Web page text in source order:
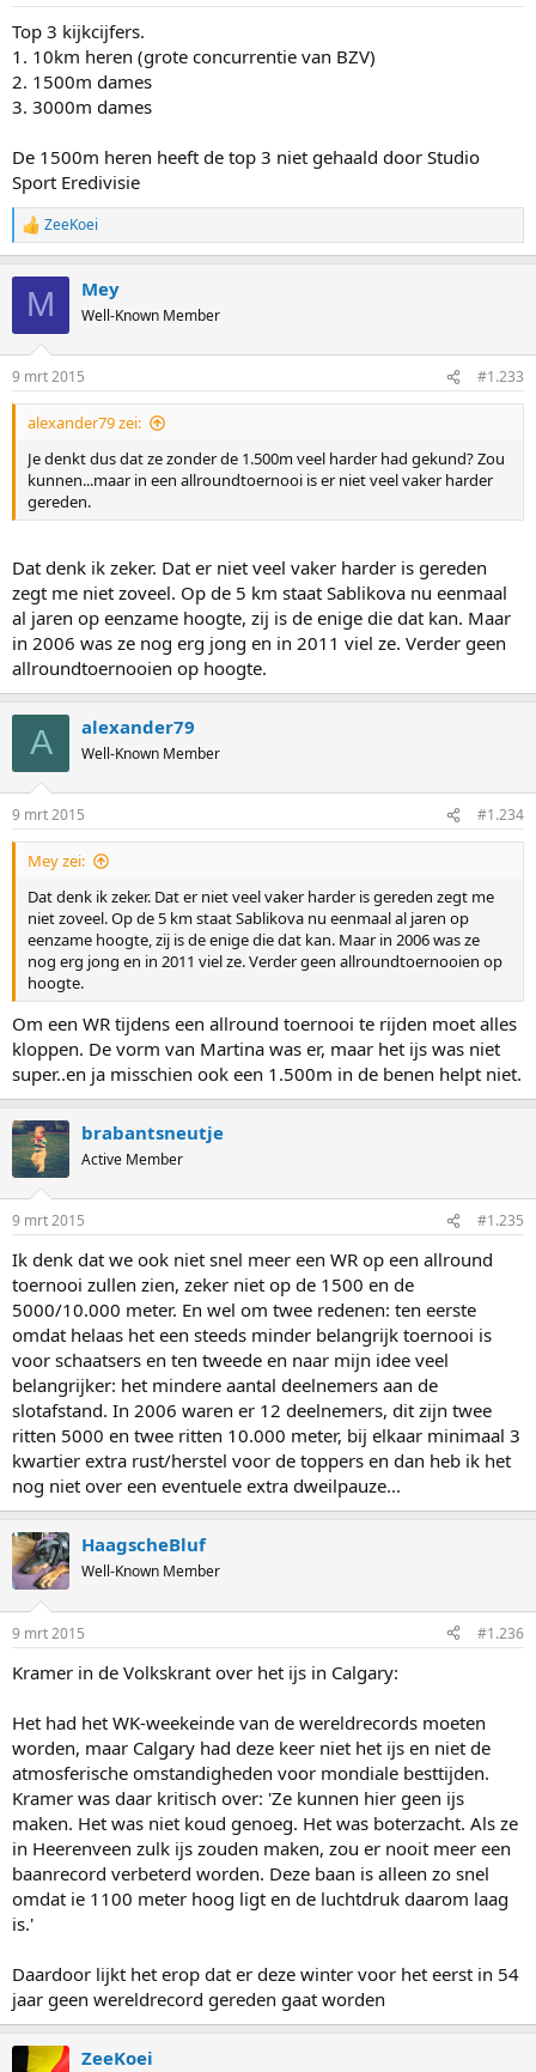
Top 3 kijkcijfers.
1. 10km heren (grote concurrentie van BZV)
2. 1500m dames
3. 3000m dames
De 1500m heren heeft de top 3 niet gehaald door Studio
Sport Eredivisie
R
e
s
:
ZeeKoei
M Mey
Well-Known Member
9 mrt 2015 #1.233
alexander79 zei:
Je denkt dus dat ze zonder de 1.500m veel harder had gekund? Zou
kunnen...maar in een allroundtoernooi is er niet veel vaker harder
gereden.
Dat denk ik zeker. Dat er niet veel vaker harder is gereden
zegt me niet zoveel. Op de 5 km staat Sablikova nu eenmaal
al jaren op eenzame hoogte, zij is de enige die dat kan. Maar
in 2006 was ze nog erg jong en in 2011 viel ze. Verder geen
allroundtoernooien op hoogte.
A alexander79
Well-Known Member
9 mrt 2015 #1.234
Mey zei:
Dat denk ik zeker. Dat er niet veel vaker harder is gereden zegt me
niet zoveel. Op de 5 km staat Sablikova nu eenmaal al jaren op
eenzame hoogte, zij is de enige die dat kan. Maar in 2006 was ze
nog erg jong en in 2011 viel ze. Verder geen allroundtoernooien op
hoogte.
Om een WR tijdens een allround toernooi te rijden moet alles
kloppen. De vorm van Martina was er, maar het ijs was niet
super..en ja misschien ook een 1.500m in de benen helpt niet.
brabantsneutje
Active Member
9 mrt 2015 #1.235
Ik denk dat we ook niet snel meer een WR op een allround
toernooi zullen zien, zeker niet op de 1500 en de
5000/10.000 meter. En wel om twee redenen: ten eerste
omdat helaas het een steeds minder belangrijk toernooi is
voor schaatsers en ten tweede en naar mijn idee veel
belangrijker: het mindere aantal deelnemers aan de
slotafstand. In 2006 waren er 12 deelnemers, dit zijn twee
ritten 5000 en twee ritten 10.000 meter, bij elkaar minimaal 3
kwartier extra rust/herstel voor de toppers en dan heb ik het
nog niet over een eventuele extra dweilpauze...
HaagscheBluf
Well-Known Member
9 mrt 2015 #1.236
Kramer in de Volkskrant over het ijs in Calgary:
Het had het WK-weekeinde van de wereldrecords moeten
worden, maar Calgary had deze keer niet het ijs en niet de
atmosferische omstandigheden voor mondiale besttijden.
Kramer was daar kritisch over: 'Ze kunnen hier geen ijs
maken. Het was niet koud genoeg. Het was boterzacht. Als ze
in Heerenveen zulk ijs zouden maken, zou er nooit meer een
baanrecord verbeterd worden. Deze baan is alleen zo snel
omdat ie 1100 meter hoog ligt en de luchtdruk daarom laag
is.'
Daardoor lijkt het erop dat er deze winter voor het eerst in 54
jaar geen wereldrecord gereden gaat worden
ZeeKoei